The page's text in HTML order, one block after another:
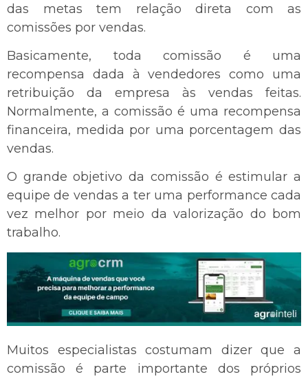
das metas tem relação direta com as
comissões por vendas.
Basicamente, toda comissão é uma
recompensa dada à vendedores como uma
retribuição da empresa às vendas feitas.
Normalmente, a comissão é uma recompensa
financeira, medida por uma porcentagem das
vendas.
O grande objetivo da comissão é estimular a
equipe de vendas a ter uma performance cada
vez melhor por meio da valorização do bom
trabalho.
Muitos especialistas costumam dizer que a
comissão é parte importante dos próprios